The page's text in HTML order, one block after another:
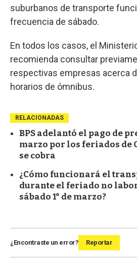
suburbanos de transporte
frecuencia de sábado.
En todos los casos, el
recomienda consultar
respectivas empresas acerca
horarios de ómnibus.
RELACIONADAS
BPS adelantó el pago de
marzo por los feriados de
se cobra
¿Cómo funcionará el
durante el feriado no
sábado 1° de marzo?
¿Encontraste un error? Reportar